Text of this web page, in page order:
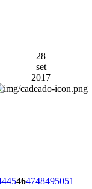
28
set
2017
45464748495051